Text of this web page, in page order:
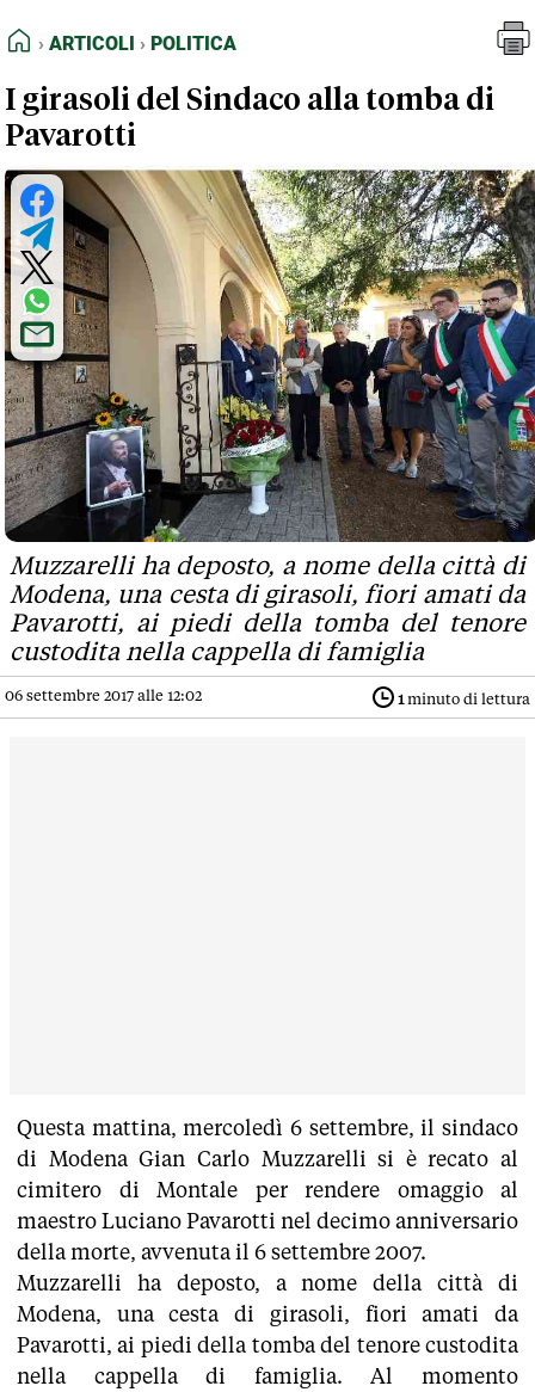
FEED RSS
NORMATIVE DEONTOLOGICHE
TERMINI e CONDIZIONI
HOME
ARTICOLI POLITICA
I girasoli del Sindaco alla tomba di
Pavarotti
Muzzarelli ha deposto, a nome della città di
Modena, una cesta di girasoli, fiori amati da
Pavarotti, ai piedi della tomba del tenore
custodita nella cappella di famiglia
06 settembre 2017 alle 12:02 1 minuto di lettura
Questa mattina, mercoledì 6 settembre, il sindaco
di Modena Gian Carlo Muzzarelli si è recato al
cimitero di Montale per rendere omaggio al
maestro Luciano Pavarotti nel decimo anniversario
della morte, avvenuta il 6 settembre 2007.
Muzzarelli ha deposto, a nome della città di
Modena, una cesta di girasoli, fiori amati da
Pavarotti, ai piedi della tomba del tenore custodita
nella cappella di famiglia. Al momento